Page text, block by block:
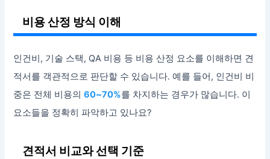
비용 산정 방식 이해
인건비, 기술 스택, QA 비용 등 비용 산정 요소를 이해하면 견
적서를 객관적으로 판단할 수 있습니다. 예를 들어, 인건비 비
중은 전체 비용의60~70%를 차지하는 경우가 많습니다. 이
요소들을 정확히 파악하고 있나요?
견적서 비교와 선택 기준